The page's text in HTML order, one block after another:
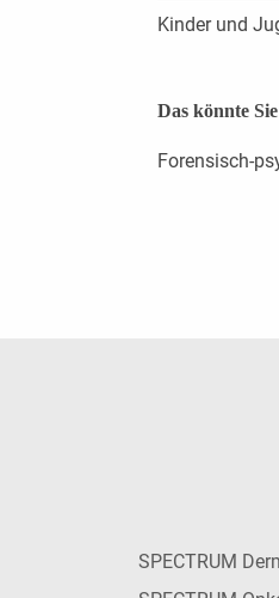
Kinder und
Das könnte
Forensisch-
SPECTRUM